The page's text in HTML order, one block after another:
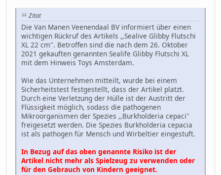
Zitat
Die Van Manen Veenendaal BV informiert über einen
wichtigen Rückruf des Artikels ,,Sealive Glibby Flutschi
XL 22 cm". Betroffen sind die nach dem 26. Oktober
2021 gekauften genannten Sealife Glibby Flutschi XL
mit dem Hinweis Toys Amsterdam.
Wie das Unternehmen mitteilt, wurde bei einem
Sicherheitstest festgestellt, dass der Artikel platzt.
Durch eine Verletzung der Hülle ist der Austritt der
Flüssigkeit möglich, sodass die pathogenen
Mikroorganismen der Spezies ,,Burkholderia cepaci"
freigesetzt werden. Die Spezies Burkholderia cepacia
ist als pathogen für Mensch und Wirbeltier eingestuft.
In Bezug auf das oben genannte Risiko ist der
Artikel nicht mehr als Spielzeug zu verwenden oder
für den Gebrauch von Kindern geeignet.